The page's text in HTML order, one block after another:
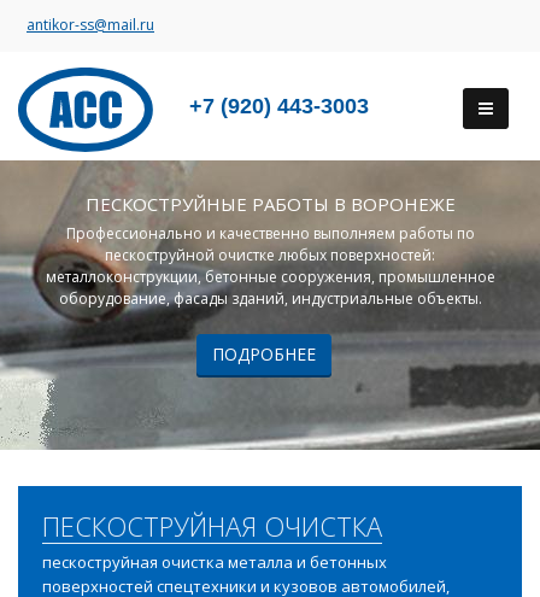
antikor-ss@mail.ru
+7 (920) 443-3003
ПЕСКОСТРУЙНЫЕ РАБОТЫ В ВОРОНЕЖЕ
Профессионально и качественно выполняем работы по
пескоструйной очистке любых поверхностей:
металлоконструкции, бетонные сооружения, промышленное
оборудование, фасады зданий, индустриальные объекты.
ПОДРОБНЕЕ
ПЕСКОСТРУЙНАЯ ОЧИСТКА
пескоструйная очистка металла и бетонных
поверхностей спецтехники и кузовов автомобилей,